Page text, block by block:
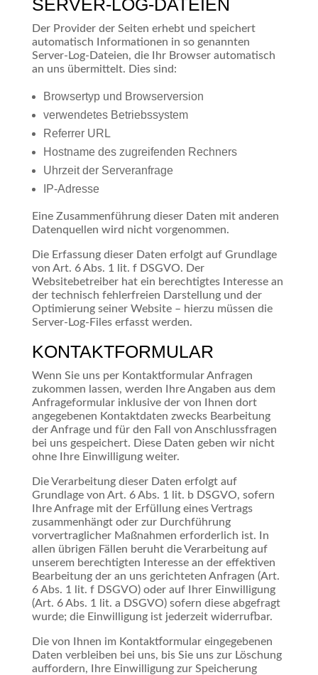
SERVER-LOG-DATEIEN
Der Provider der Seiten erhebt und speichert
automatisch Informationen in so genannten
Server-Log-Dateien, die Ihr Browser automatisch
an uns übermittelt. Dies sind:
Browsertyp und Browserversion
verwendetes Betriebssystem
Referrer URL
Hostname des zugreifenden Rechners
Uhrzeit der Serveranfrage
IP-Adresse
Eine Zusammenführung dieser Daten mit anderen
Datenquellen wird nicht vorgenommen.
Die Erfassung dieser Daten erfolgt auf Grundlage
von Art. 6 Abs. 1 lit. f DSGVO. Der
Websitebetreiber hat ein berechtigtes Interesse an
der technisch fehlerfreien Darstellung und der
Optimierung seiner Website – hierzu müssen die
Server-Log-Files erfasst werden.
KONTAKTFORMULAR
Wenn Sie uns per Kontaktformular Anfragen
zukommen lassen, werden Ihre Angaben aus dem
Anfrageformular inklusive der von Ihnen dort
angegebenen Kontaktdaten zwecks Bearbeitung
der Anfrage und für den Fall von Anschlussfragen
bei uns gespeichert. Diese Daten geben wir nicht
ohne Ihre Einwilligung weiter.
Die Verarbeitung dieser Daten erfolgt auf
Grundlage von Art. 6 Abs. 1 lit. b DSGVO, sofern
Ihre Anfrage mit der Erfüllung eines Vertrags
zusammenhängt oder zur Durchführung
vorvertraglicher Maßnahmen erforderlich ist. In
allen übrigen Fällen beruht die Verarbeitung auf
unserem berechtigten Interesse an der effektiven
Bearbeitung der an uns gerichteten Anfragen (Art.
6 Abs. 1 lit. f DSGVO) oder auf Ihrer Einwilligung
(Art. 6 Abs. 1 lit. a DSGVO) sofern diese abgefragt
wurde; die Einwilligung ist jederzeit widerrufbar.
Die von Ihnen im Kontaktformular eingegebenen
Daten verbleiben bei uns, bis Sie uns zur Löschung
auffordern, Ihre Einwilligung zur Speicherung